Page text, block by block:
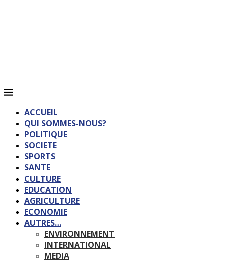
ACCUEIL
QUI SOMMES-NOUS?
POLITIQUE
SOCIETE
SPORTS
SANTE
CULTURE
EDUCATION
AGRICULTURE
ECONOMIE
AUTRES…
ENVIRONNEMENT
INTERNATIONAL
MEDIA